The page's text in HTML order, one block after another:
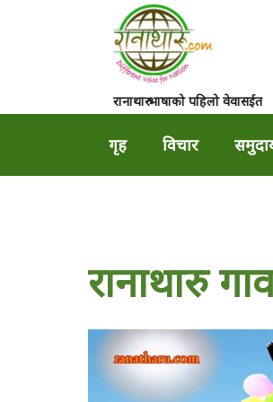
रानाथारु भाषाको पहिलो वेवासईत
गृह विचार
रानाथारु